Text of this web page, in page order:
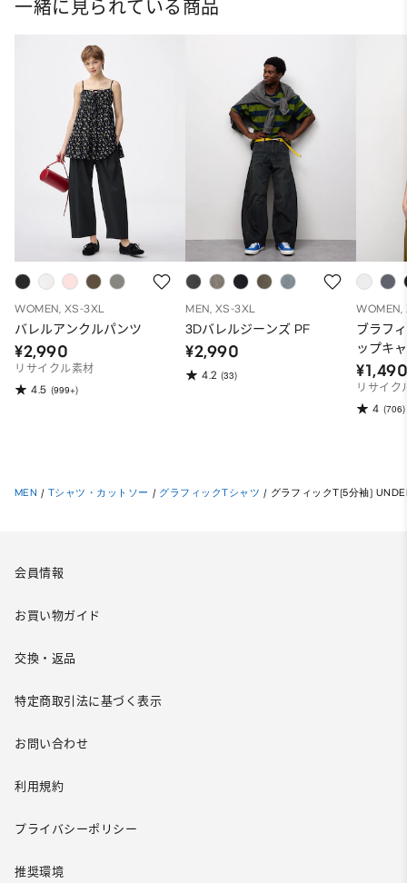
一緒に見られている商品
WOMEN, XS-3XL
バレルアンクルパンツ
¥2,990
リサイクル素材
4.5 (999+)
MEN, XS-3XL
3Dバレルジーンズ PF
¥2,990
4.2 (33)
WOMEN,
ブラフ
ップキ
リサイク
4 (706)
MEN / Tシャツ・カットソー / グラフィックTシャツ / グラフィックT(5分袖)
会員情報
お買い物ガイド
交換・返品
特定商取引法に基づく表示
お問い合わせ
利用規約
プライバシーポリシー
推奨環境